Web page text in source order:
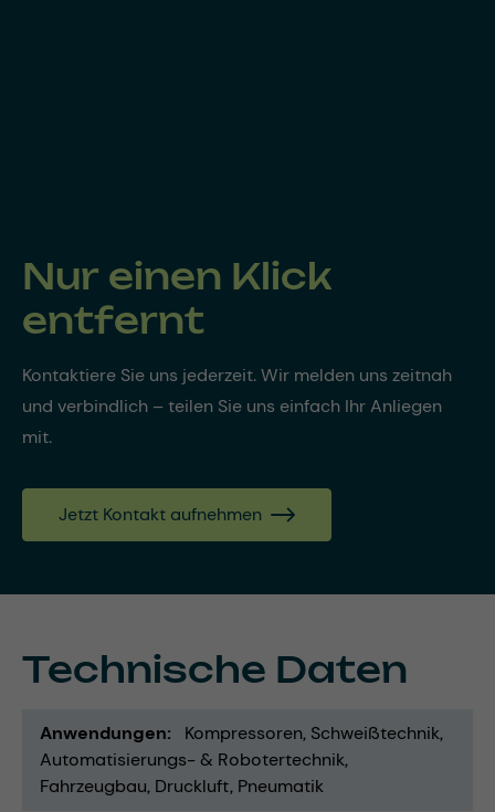
Nur einen Klick
entfernt
Kontaktiere Sie uns jederzeit. Wir melden uns zeitnah
und verbindlich – teilen Sie uns einfach Ihr Anliegen
mit.
Jetzt Kontakt aufnehmen
Technische Daten
Anwendungen Kompressoren Schweißtechnik
Automatisierungs- & Robotertechnik
Fahrzeugbau Druckluft Pneumatik